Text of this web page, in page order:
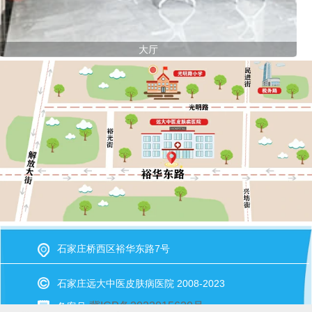
大厅
石家庄桥西区裕华东路7号
石家庄远大中医皮肤病医院 2008-2023
备案号冀ICP备2023015620号